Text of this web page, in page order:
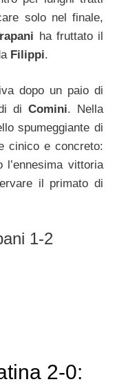
solo nel finale,
ha fruttato il
Filippi.
dopo un paio di
diComini. Nella
spumeggiante di
cinico e concreto:
vittoria
il primato di
1-2
2-0: